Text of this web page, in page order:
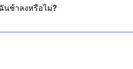
นช้าลงหรือไม่?
รีม และดาวน์โหลดราบรื่นไม่มีสะดุด